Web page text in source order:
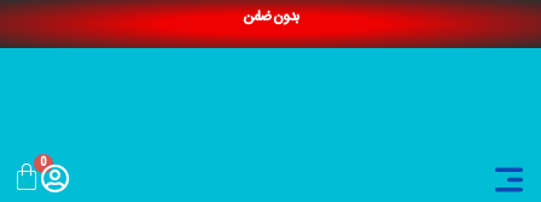
بدون ضامن
0